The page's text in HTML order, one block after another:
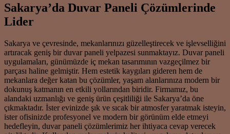
Sakarya’da Duvar Paneli Çözümlerinde
Lider
Sakarya ve çevresinde, mekanlarınızı güzelleştirecek ve işlevselliğini
artıracak geniş bir duvar paneli yelpazesi sunmaktayız. Duvar paneli
uygulamaları, günümüzde iç mekan tasarımının vazgeçilmez bir
parçası haline gelmiştir. Hem estetik kaygıları gideren hem de
mekanlara değer katan bu çözümler, yaşam alanlarınıza modern bir
dokunuş katmanın en etkili yollarından biridir. Firmamız, bu
alandaki uzmanlığı ve geniş ürün çeşitliliği ile Sakarya’da öne
çıkmaktadır. İster evinizde şık ve sıcak bir atmosfer yaratmak isteyin,
ister ofisinizde profesyonel ve modern bir görünüm elde etmeyi
hedefleyin, duvar paneli çözümlerimiz her ihtiyaca cevap verecek